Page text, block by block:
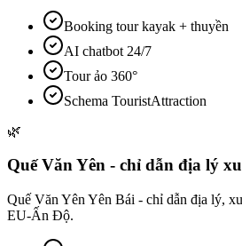
Booking tour kayak + thuyền
AI chatbot 24/7
Tour ảo 360°
Schema TouristAttraction
🌿
Quế Văn Yên - chỉ dẫn địa lý
Quế Văn Yên Yên Bái - chỉ dẫn địa lý,
EU-Ấn Độ.